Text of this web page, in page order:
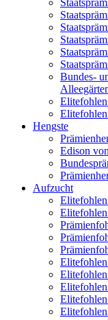
Bundes-
Hengste
Edison
Aufzucht